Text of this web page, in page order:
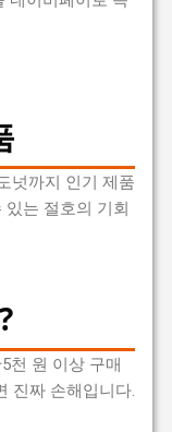
넛까지 인기 제품
있는 절호의 기회
천 원 이상 구매
진짜 손해입니다.